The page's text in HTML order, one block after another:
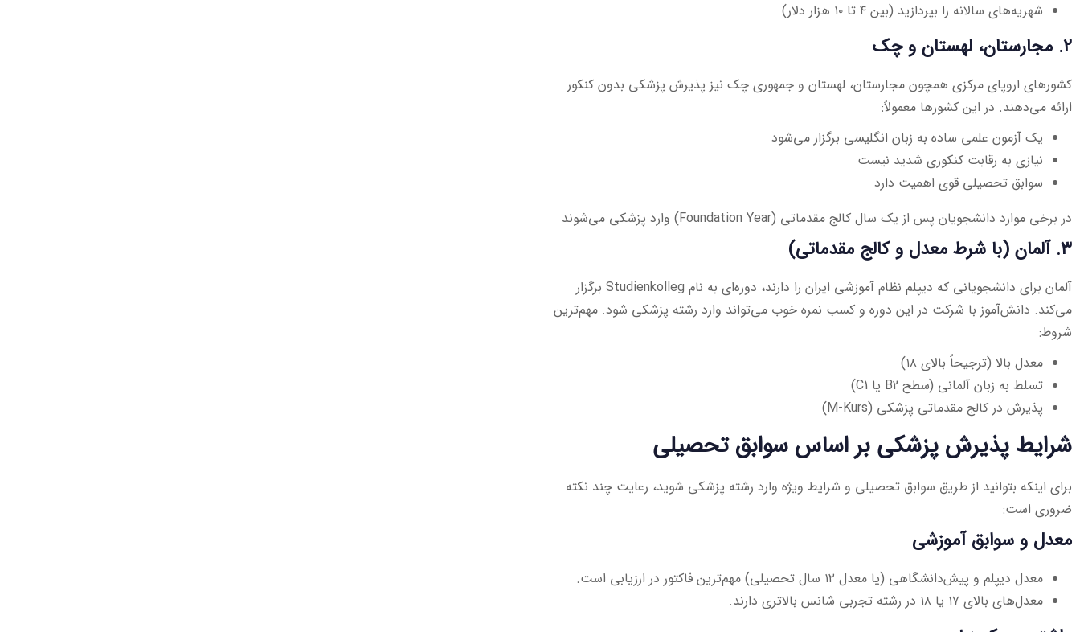
شهریه‌های سالانه را بپردازید (بین ۴ تا ۱۰ هزار دلار)
۲. مجارستان، لهستان و چک
کشورهای اروپای مرکزی همچون مجارستان، لهستان و جمهوری چک نیز پذیرش پزشکی بدون کنکور
ارائه می‌دهند. در این کشورها معمولاً:
یک آزمون علمی ساده به زبان انگلیسی برگزار می‌شود
نیازی به رقابت کنکوری شدید نیست
سوابق تحصیلی قوی اهمیت دارد
در برخی موارد دانشجویان پس از یک سال کالج مقدماتی (Foundation Year) وارد پزشکی می‌شوند
۳. آلمان (با شرط معدل و کالج مقدماتی)
آلمان برای دانشجویانی که دیپلم نظام آموزشی ایران را دارند، دوره‌ای به نام Studienkolleg برگزار
می‌کند. دانش‌آموز با شرکت در این دوره و کسب نمره خوب می‌تواند وارد رشته پزشکی شود. مهم‌ترین
شروط:
معدل بالا (ترجیحاً بالای ۱۸)
تسلط به زبان آلمانی (سطح B2 یا C1)
پذیرش در کالج مقدماتی پزشکی (M-Kurs)
شرایط پذیرش پزشکی بر اساس سوابق تحصیلی
برای اینکه بتوانید از طریق سوابق تحصیلی و شرایط ویژه وارد رشته پزشکی شوید، رعایت چند نکته
ضروری است:
معدل و سوابق آموزشی
معدل دیپلم و پیش‌دانشگاهی (یا معدل ۱۲ سال تحصیلی) مهم‌ترین فاکتور در ارزیابی است.
معدل‌های بالای ۱۷ یا ۱۸ در رشته تجربی شانس بالاتری دارند.